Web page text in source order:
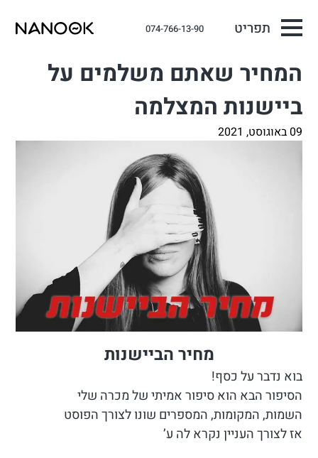
תפריט 074-766-13-90
המחיר שאתם משלמים על
ביישנות המצלמה
09 באוגוסט, 2021
מחיר הביישנות
בוא נדבר על כסף!
הסיפור הבא הוא סיפור אמיתי של מכרה שלי
השמות, המקומות, המספרים שונו לצורך הפוסט
אז לצורך העניין נקרא לה ע’